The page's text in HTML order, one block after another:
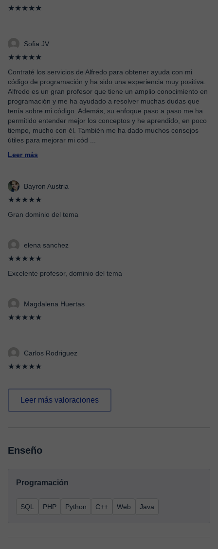
★★★★★
Sofia JV
★★★★★
Contraté los servicios de Alfredo para obtener ayuda con mi
código de programación y ha sido una experiencia muy positiva.
Alfredo es un gran profesor que tiene un amplio conocimiento en
programación y me ha ayudado a resolver muchas dudas que
tenía sobre mi código. Además, su enfoque paso a paso me ha
permitido entender mejor los conceptos y he aprendido, en poco
tiempo, mucho con él. También me ha dado muchos consejos
útiles para mejorar mi cód
Leer más
Bayron Austria
★★★★★
Gran dominio del tema
elena sanchez
★★★★★
Excelente profesor, dominio del tema
Magdalena Huertas
★★★★★
Carlos Rodriguez
★★★★★
Leer más valoraciones
Enseño
Programación
SQL PHP Python C++ Web Java